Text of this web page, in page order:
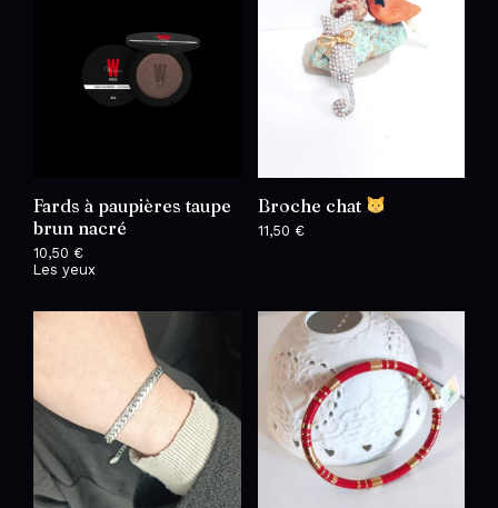
Fards à paupières taupe
brun nacré
10,50 €
Les yeux
Broche chat
11,50 €